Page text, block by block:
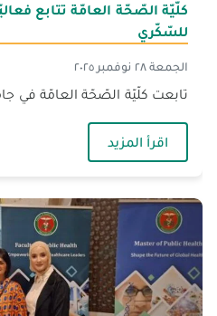
كلّيّة الصّحّة العامّة تتابع
للسّكّري
الجمعة ٢٨ نوفمبر ٢٠٢٥
تابعت كلّيّة الصّحّة العامّة في
اقرأ المزيد